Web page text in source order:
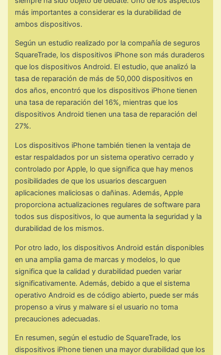
más importantes a considerar es la durabilidad de
ambos dispositivos.
Según un estudio realizado por la compañía de seguros
SquareTrade, los dispositivos iPhone son más duraderos
que los dispositivos Android. El estudio, que analizó la
tasa de reparación de más de 50,000 dispositivos en
dos años, encontró que los dispositivos iPhone tienen
una tasa de reparación del 16%, mientras que los
dispositivos Android tienen una tasa de reparación del
27%.
Los dispositivos iPhone también tienen la ventaja de
estar respaldados por un sistema operativo cerrado y
controlado por Apple, lo que significa que hay menos
posibilidades de que los usuarios descarguen
aplicaciones maliciosas o dañinas. Además, Apple
proporciona actualizaciones regulares de software para
todos sus dispositivos, lo que aumenta la seguridad y la
durabilidad de los mismos.
Por otro lado, los dispositivos Android están disponibles
en una amplia gama de marcas y modelos, lo que
significa que la calidad y durabilidad pueden variar
significativamente. Además, debido a que el sistema
operativo Android es de código abierto, puede ser más
propenso a virus y malware si el usuario no toma
precauciones adecuadas.
En resumen, según el estudio de SquareTrade, los
dispositivos iPhone tienen una mayor durabilidad que los